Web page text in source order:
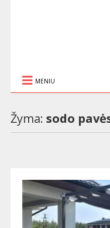
MENIU
Žyma: sodo